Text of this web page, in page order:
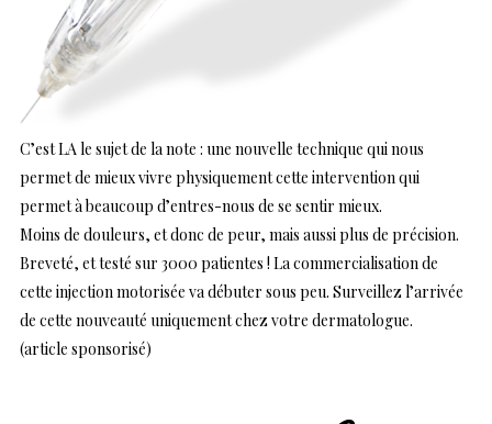
C’est LA le sujet de la note : une nouvelle technique qui nous
permet de mieux vivre physiquement cette intervention qui
permet à beaucoup d’entres-nous de se sentir mieux.
Moins de douleurs, et donc de peur, mais aussi plus de précision.
Breveté, et testé sur 3000 patientes ! La commercialisation de
cette injection motorisée va débuter sous peu. Surveillez l’arrivée
de cette nouveauté uniquement chez votre dermatologue.
(article sponsorisé)